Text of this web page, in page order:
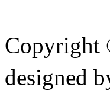
Copyright
designed